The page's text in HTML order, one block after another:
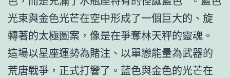
光束與金色光芒在空中形成了一個巨大的、旋
轉著的太極圖案，像是在爭奪林天秤的靈魂。
這場以星座運勢為賭注、以單戀能量為武器的
荒唐戰爭，正式打響了。藍色與金色的光芒在